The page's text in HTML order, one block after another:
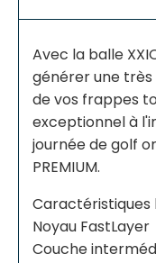
Avec la balle
générer une
de vos frappes
exceptionnel à
journée de golf
PREMIUM.
Caractéristiques
Noyau FastLayer
Couche